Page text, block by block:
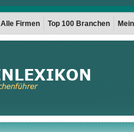
Alle Firmen Top 100 Branchen